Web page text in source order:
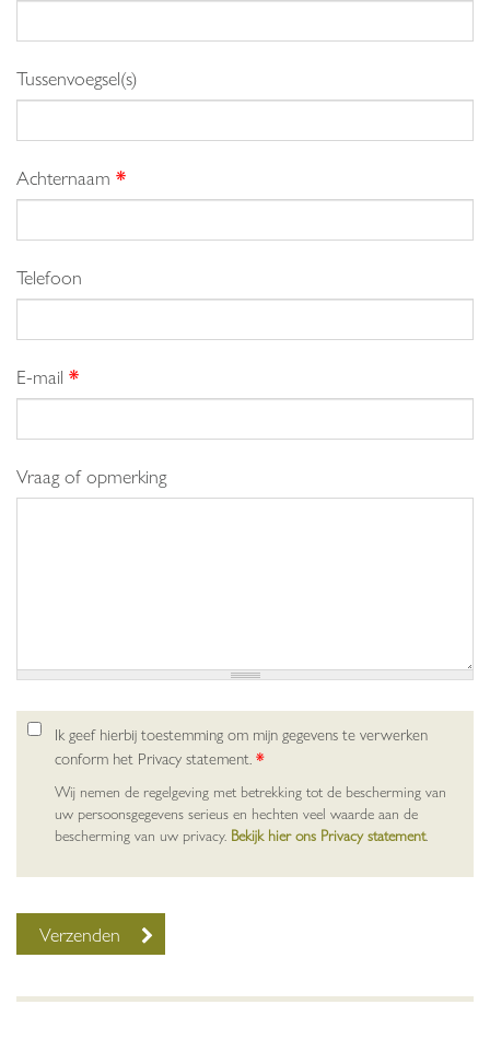
Tussenvoegsel(s)
Achternaam *
Telefoon
E-mail *
Vraag of opmerking
Ik geef hierbij toestemming om mijn gegevens te verwerken
conform het Privacy statement.*
Wij nemen de regelgeving met betrekking tot de bescherming van
uw persoonsgegevens serieus en hechten veel waarde aan de
bescherming van uw privacy. Bekijk hier ons Privacy statement.